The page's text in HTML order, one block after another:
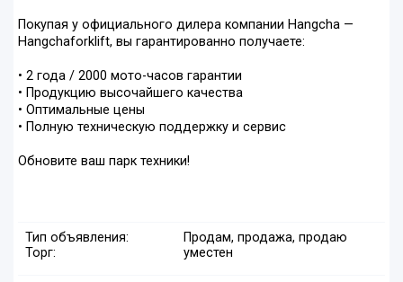
Покупая у официального дилера компании Hangcha —
Hangchaforklift, вы гарантированно получаете:
• 2 года / 2000 мото-часов гарантии
• Продукцию высочайшего качества
• Оптимальные цены
• Полную техническую поддержку и сервис
Обновите ваш парк техники!
Тип объявления:
Продам, продажа, продаю
Торг:
уместен